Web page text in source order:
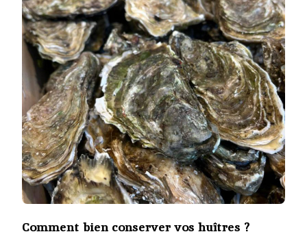
Comment bien conserver vos huîtres ?